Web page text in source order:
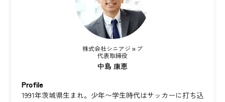
株式会社シニアジョブ
代表取締役
中島 康恵
Profile
1991年茨城県生まれ。少年〜学生時代はサッカーに打ち込